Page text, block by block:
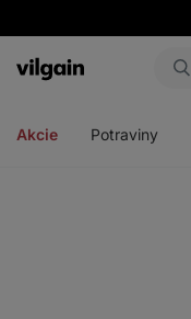
Eshop
Akcie Potraviny